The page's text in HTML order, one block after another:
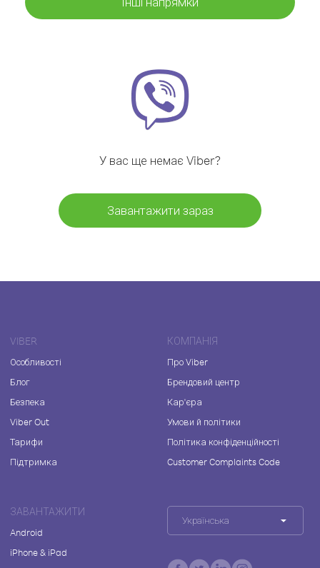
У вас ще немає Viber?
Завантажити зараз
VIBER
Особливості
Блог
Безпека
Viber Out
Тарифи
Підтримка
КОМПАНІЯ
Про Viber
Брендовий центр
Кар'єра
Умови й політики
Політика конфіденційності
Customer Complaints Code
ЗАВАНТАЖИТИ
Android
iPhone & iPad
Українська